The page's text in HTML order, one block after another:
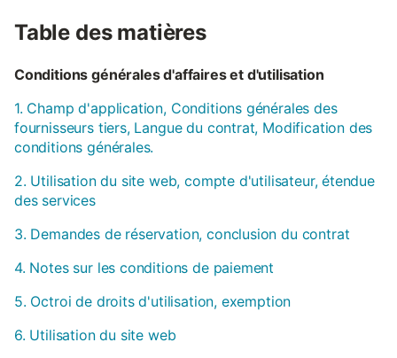
Table des matières
Conditions générales d'affaires et d'utilisation
1. Champ d'application, Conditions générales des
fournisseurs tiers, Langue du contrat, Modification des
conditions générales.
2. Utilisation du site web, compte d'utilisateur, étendue
des services
3. Demandes de réservation, conclusion du contrat
4. Notes sur les conditions de paiement
5. Octroi de droits d'utilisation, exemption
6. Utilisation du site web